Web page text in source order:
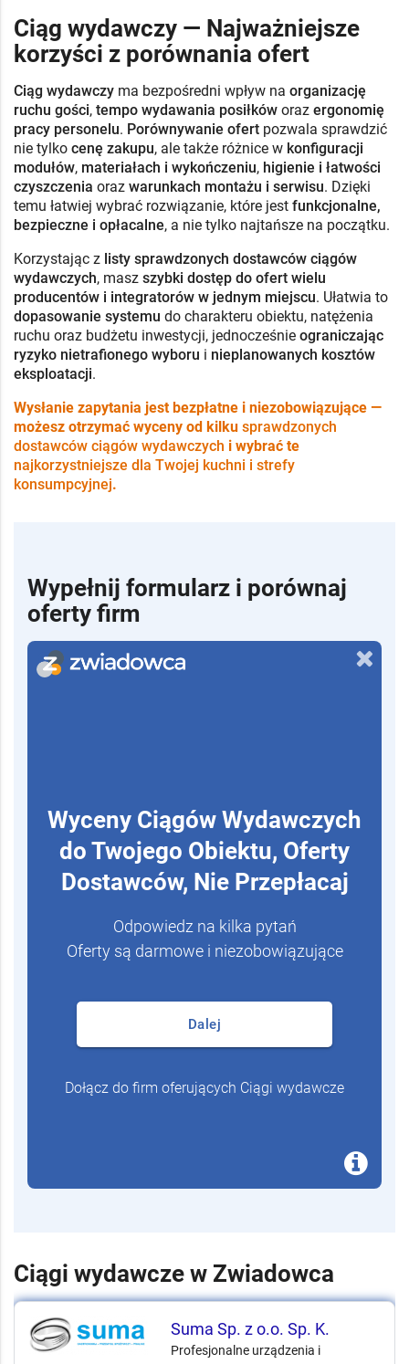
Ciąg wydawczy — Najważniejsze
korzyści z porównania ofert
Ciąg wydawczy ma bezpośredni wpływ na organizację
ruchu gości, tempo wydawania posiłków oraz ergonomię
pracy personelu. Porównywanie ofert pozwala sprawdzić
nie tylko cenę zakupu, ale także różnice w konfiguracji
modułów, materiałach i wykończeniu, higienie i łatwości
czyszczenia oraz warunkach montażu i serwisu. Dzięki
temu łatwiej wybrać rozwiązanie, które jest funkcjonalne,
bezpieczne i opłacalne, a nie tylko najtańsze na początku.
Korzystając z listy sprawdzonych dostawców ciągów
wydawczych, masz szybki dostęp do ofert wielu
producentów i integratorów w jednym miejscu. Ułatwia to
dopasowanie systemu do charakteru obiektu, natężenia
ruchu oraz budżetu inwestycji, jednocześnie ograniczając
ryzyko nietrafionego wyboru i nieplanowanych kosztów
eksploatacji.
Wysłanie zapytania jest bezpłatne i niezobowiązujące —
możesz otrzymać wyceny od kilku sprawdzonych
dostawców ciągów wydawczych i wybrać te
najkorzystniejsze dla Twojej kuchni i strefy
konsumpcyjnej.
Wypełnij formularz i porównaj
oferty firm
Wyceny Ciągów Wydawczych
do Twojego Obiektu, Oferty
Dostawców, Nie Przepłacaj
Odpowiedz na kilka pytań
Oferty są darmowe i niezobowiązujące
Dalej
Dołącz do firm oferujących Ciągi wydawcze
Ciągi wydawcze w Zwiadowca
Suma Sp. z o.o. Sp. K.
Profesjonalne urządzenia i